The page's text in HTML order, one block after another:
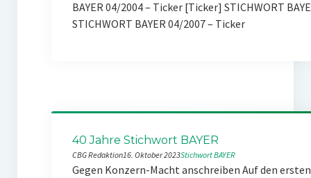
BAYER 04/2004 – Ticker [Ticker] STICHWORT
STICHWORT BAYER 04/2007 – Ticker
40 Jahre Stichwort BAYER
CBG Redaktion16. Oktober 2023Stichwort BAYER
Gegen Konzern-Macht anschreiben Auf den